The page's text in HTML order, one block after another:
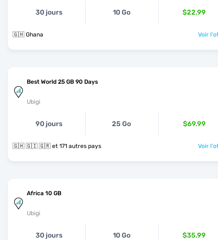
30 jours 10 Go $22.99
🇬🇭 Ghana Voir
Best World 25 GB 90 Days
Ubigi
90 jours 25 Go $69.99
🇬🇭 🇬🇮 🇬🇷 et 171 autres pays Voir
Africa 10 GB
Ubigi
30 jours 10 Go $35.99